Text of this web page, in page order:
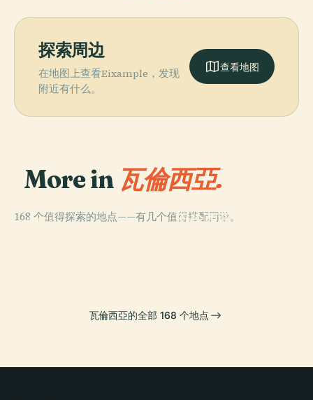
探索周边
在地图上查看Eixample，发现
附近有什么。
查看地图
More in 瓦倫西亞.
168 个值得探索的地点——有几个值得搭配同游。
PLACE
巴伦西亚主教座
PLACE PLACE
瓦倫西亞的全部 168 个地点